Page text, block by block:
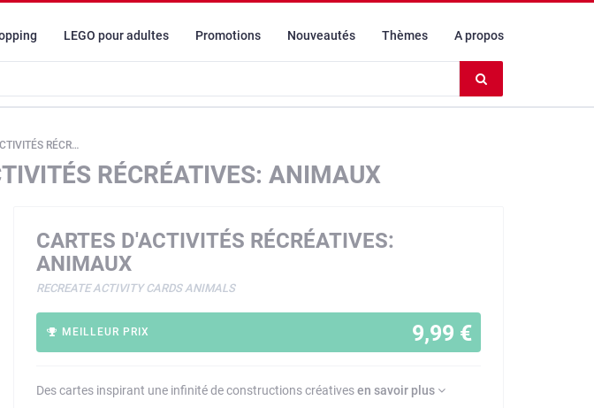
LEGO pour adultes Promotions Nouveautés Thèmes A propos
le
ANIMAUX
RÉCRÉATIVES: ANIMAUX
CARTES D'ACTIVITÉS RÉCRÉATIVES:
ANIMAUX
RECREATE ACTIVITY CARDS ANIMALS
9,99 €
MEILLEUR PRIX
Des cartes inspirant une infinité de constructions créativesen savoir plus